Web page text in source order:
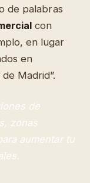
de palabras
con
en lugar
en
Madrid”.
de
zonas
aumentar tu